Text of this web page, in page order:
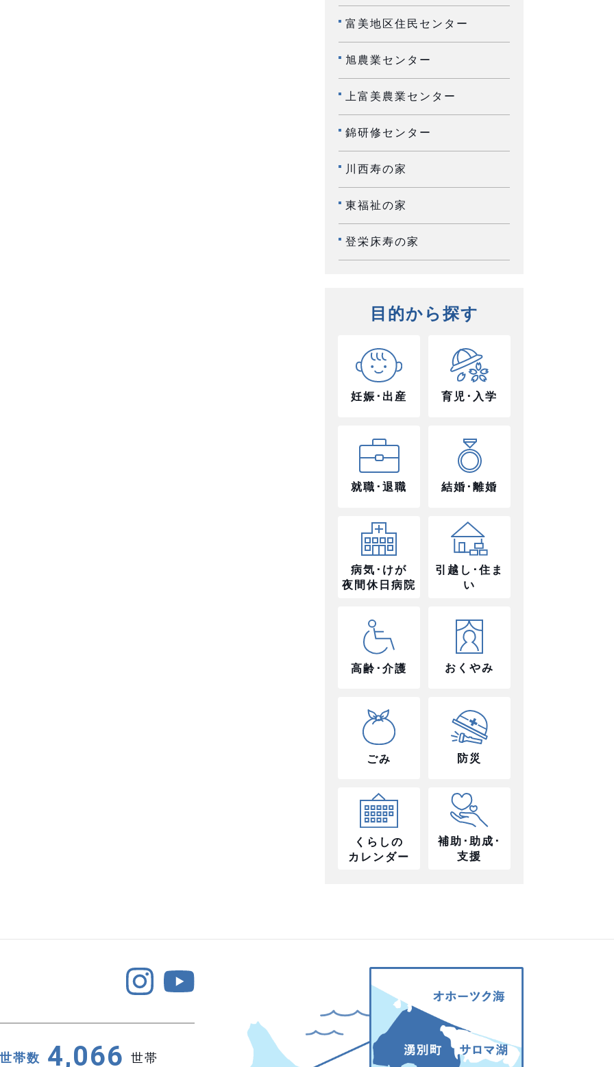
富美地区住民センター
旭農業センター
上富美農業センター
錦研修センター
川西寿の家
東福祉の家
登栄床寿の家
目的から探す
妊娠･出産 育児･入学
就職･退職 結婚･離婚
病気･けが
夜間休日病院
引越し･住ま
い
高齢･介護 おくやみ
ごみ 防災
くらしの
カレンダー
補助･助成･
支援
世帯数 4,066 世帯